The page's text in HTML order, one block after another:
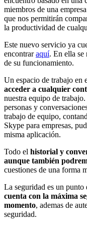
miembros de una
que nos permitirán
la productividad de
Este nuevo servicio ya
encontraraquí. En ella se
de su funcionamiento.
Un espacio de trabajo en
acceder a cualquier
nuestra equipo de
personas y
trabajo de equipo,
Skype para empresas,
misma aplicación.
Todo el historial y
aunque también
cuestiones de una forma
La seguridad es un
cuenta con la máxima
momento, ademas de
seguridad.